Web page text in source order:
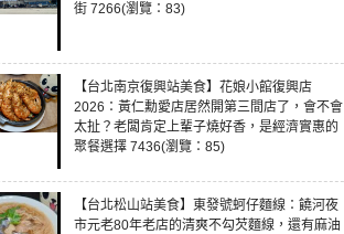
街 7266(瀏覽：83)
【台北南京復興站美食】花娘小館復興店
2026：黃仁勳愛店居然開第三間店了，會不會
太扯？老闆肯定上輩子燒好香，是經濟實惠的
聚餐選擇 7436(瀏覽：85)
【台北松山站美食】東發號蚵仔麵線：饒河夜
市元老80年老店的清爽不勾芡麵線，還有麻油